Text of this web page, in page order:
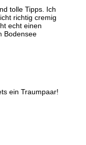
tolle Tipps. Ich
richtig cremig
echt einen
Bodensee
ein Traumpaar!